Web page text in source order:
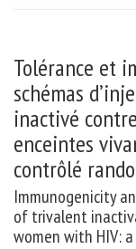
Tolérance et
schémas
inactivé
enceintes
contrôlé
Immunogenicity
of trivalent
women with HIV: